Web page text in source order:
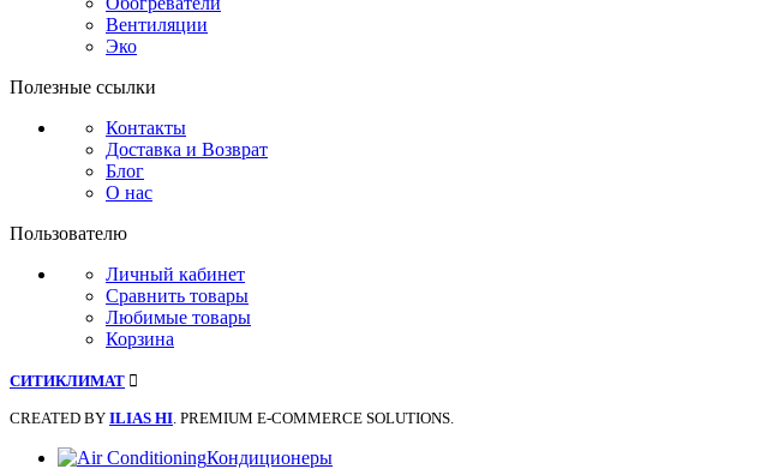
Вентиляции
Эко
Полезные ссылки
Контакты
Доставка и Возврат
Блог
О нас
Пользователю
Личный кабинет
Сравнить товары
Любимые товары
Корзина
СИТИКЛИМАТ
CREATED BY ILIAS HI . PREMIUM E-COMMERCE SOLUTIONS.
Кондиционеры